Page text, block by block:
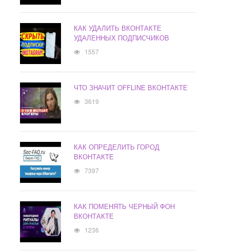
КАК УДАЛИТЬ ВКОНТАКТЕ
УДАЛЕННЫХ ПОДПИСЧИКОВ
1557
ЧТО ЗНАЧИТ OFFLINE ВКОНТАКТЕ
3619
КАК ОПРЕДЕЛИТЬ ГОРОД
ВКОНТАКТЕ
7397
КАК ПОМЕНЯТЬ ЧЕРНЫЙ ФОН
ВКОНТАКТЕ
1236